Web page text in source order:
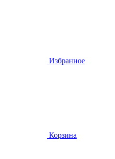
Избранное
Корзина